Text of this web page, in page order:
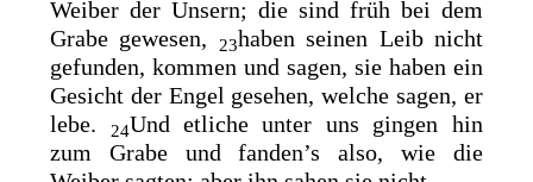
Weiber der Unsern; die sind früh bei dem
Grabe gewesen,
23haben seinen Leib nicht
gefunden, kommen und sagen, sie haben ein
Gesicht der Engel gesehen, welche sagen, er
lebe.
24Und etliche unter uns gingen hin
zum Grabe und fanden’s also, wie die